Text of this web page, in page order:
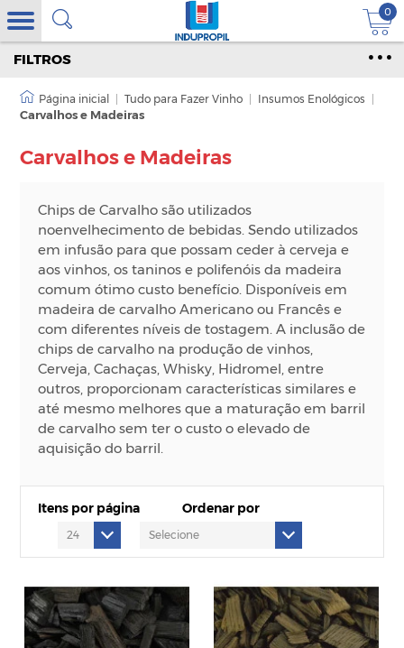
0
Tudo para Fazer Vinho Insumos Enológicos
Carvalhos e Madeiras
FILTROS
Carvalhos e Madeiras
Chips de Carvalho são utilizados
noenvelhecimento de bebidas. Sendo utilizados
em infusão para que possam ceder à cerveja e
aos vinhos, os taninos e polifenóis da madeira
comum ótimo custo benefício. Disponíveis em
madeira de carvalho Americano ou Francês e
com diferentes níveis de tostagem. A inclusão de
chips de carvalho na produção de vinhos,
Cerveja, Cachaças, Whisky, Hidromel, entre
outros, proporcionam características similares e
até mesmo melhores que a maturação em barril
de carvalho sem ter o custo o elevado de
aquisição do barril.
Itens por página Ordenar por